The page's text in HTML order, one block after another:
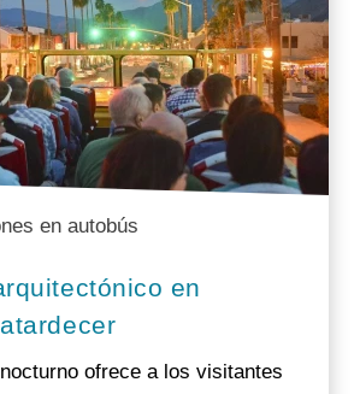
en autobús
en
ofrece a los visitantes